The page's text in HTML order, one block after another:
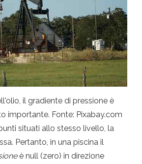
il gradiente di pressione è
importante. Fonte: Pixabay.com
situati allo stesso livello, la
Pertanto, in una piscina il
è null (zero) in direzione